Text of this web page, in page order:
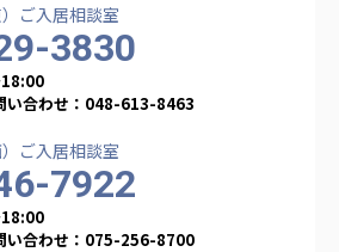
ご入居相談室
3830
い合わせ：048-613-8463
ご入居相談室
7922
い合わせ：075-256-8700